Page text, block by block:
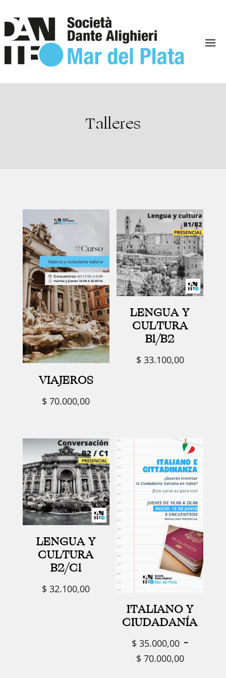
Talleres
VIAJEROS
$ 70.000,00
LENGUA Y
CULTURA
B1/B2
$33.100,00
LENGUA Y
CULTURA
B2/C1
$ 32.100,00
ITALIANO Y
CIUDADANÍA
$35.000,00 -
$70.000,00